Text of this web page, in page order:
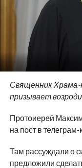
СвященникХрама-
призывает
Протоиерей
на пост в телеграм-
Там рассуждали о
предложили